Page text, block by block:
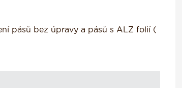
pásů bez úpravy a pásů s ALZ folií (